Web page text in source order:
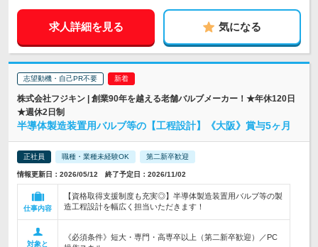
求人詳細を見る 気になる
志望動機・自己PR不要
株式会社フジキン | 創業90年を越える老舗バルブメーカー！★年休120日
★週休2日制
半導体製造装置用バルブ等の【工程設計】《大阪》賞与5ヶ月
正社員 職種・業種未経験OK 第二新卒歓迎
情報更新日：2026/05/12 終了予定日：2026/11/02
仕事内容
【資格取得支援制度も充実◎】半導体製造装置用バルブ等の製
造工程設計を幅広く担当いただきます！
対象と
《必須条件》短大・専門・高専卒以上（第二新卒歓迎）／PC